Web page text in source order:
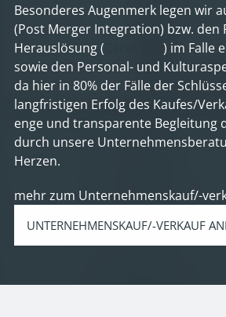
Besonderes Augenmerk legen wir
(Post Merger Integration) bzw. den
Herauslösung (
) im Falle
sowie den Personal- und
da hier in 80% der Fälle der
langfristigen Erfolg des Kaufes/
enge und transparente Begleitung
durch unsere
Herzen.
mehr zum Unternehmenskauf/-
UNTERNEHMENSKAUF/-VERKAUF